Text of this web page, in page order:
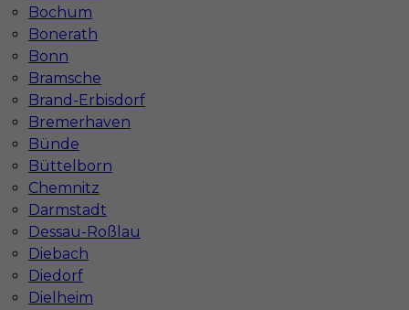
Bochum
Bonerath
Bonn
Bramsche
Brand-Erbisdorf
Bremerhaven
Bünde
Büttelborn
Chemnitz
Darmstadt
Dessau-Roßlau
Diebach
Diedorf
Dielheim
Najczęściej zadawane pytania (FAQ)
Jak znaleźć pracę za granicą?
Czy praca Niemcy na budowie nadal się
opłaca przy obecnych kosztach życia?